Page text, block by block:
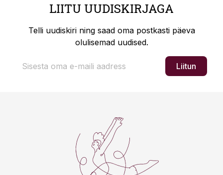
LIITU UUDISKIRJAGA
Telli uudiskiri ning saad oma postkasti päeva
olulisemad uudised.
Liitun